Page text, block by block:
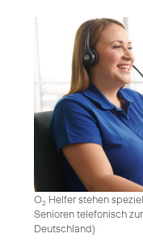
O2 Helfer stehen
Senioren telefonisch
Deutschland)